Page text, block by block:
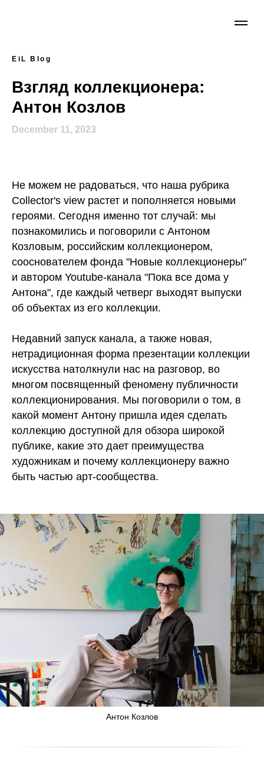
EiL Blog
Взгляд коллекционера:
Антон Козлов
December 11, 2023
Не можем не радоваться, что наша рубрика
Collector's view растет и пополняется новыми
героями. Сегодня именно тот случай: мы
познакомились и поговорили с Антоном
Козловым, российским коллекционером,
сооснователем фонда "Новые коллекционеры"
и автором Youtube-канала "Пока все дома у
Антона", где каждый четверг выходят выпуски
об объектах из его коллекции.
Недавний запуск канала, а также новая,
нетрадиционная форма презентации коллекции
искусства натолкнули нас на разговор, во
многом посвященный феномену публичности
коллекционирования. Мы поговорили о том, в
какой момент Антону пришла идея сделать
коллекцию доступной для обзора широкой
публике, какие это дает преимущества
художникам и почему коллекционеру важно
быть частью арт-сообщества.
Антон Козлов